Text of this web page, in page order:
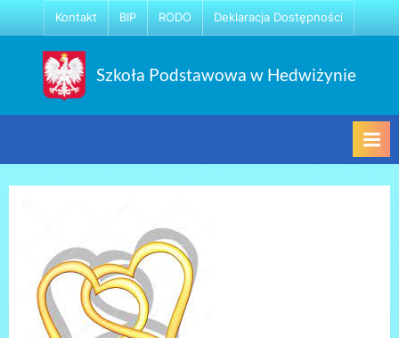
to
content
Kontakt BIP RODO Deklaracja Dostępności
Szkoła Podstawowa w Hedwiżynie